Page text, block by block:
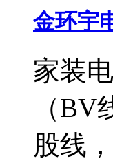
金环宇
家装
（
股线